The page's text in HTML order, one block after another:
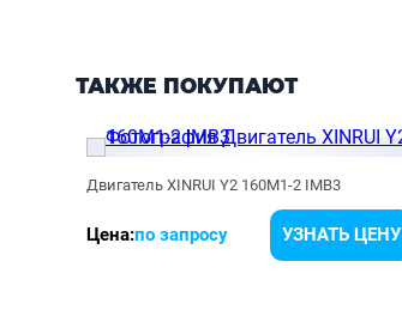
ТАКЖЕ ПОКУПАЮТ
Двигатель XINRUI Y2 160M1-2 IMB3
Цена:по запросу УЗНАТЬ ЦЕНУ